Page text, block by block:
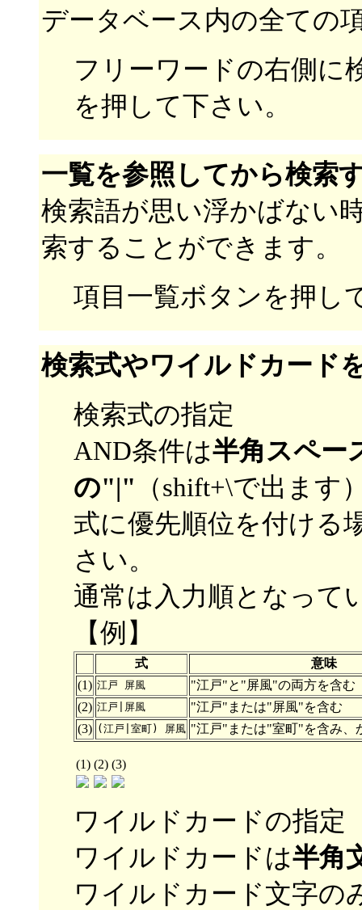
データベース内の全ての
フリーワードの右側に
を押して下さい。
一覧を参照してから検索
検索語が思い浮かばない
索することができます。
項目一覧ボタンを押し
検索式やワイルドカード
検索式の指定
AND条件は半角スペー
の"|" （shift+\で出ます
式に優先順位を付ける
さい。
通常は入力順となって
【例】
式
意味
(1) 江戸 屏風
"江戸"と"屏風"の両方を含む
(2) 江戸|屏風
"江戸"または"屏風"を含む
(3) (江戸|室町) 屏風 "江戸"または"室町"を含み、
(1) (2) (3)
ワイルドカードの指定
ワイルドカードは半角
ワイルドカード文字の